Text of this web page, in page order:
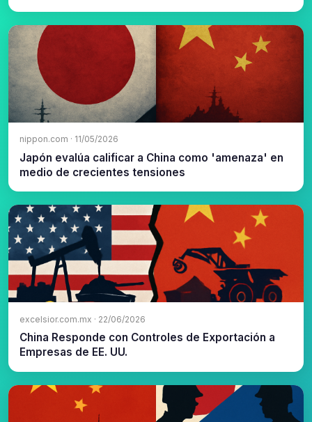
nippon.com · 11/05/2026
Japón evalúa calificar a China como 'amenaza' en
medio de crecientes tensiones
excelsior.com.mx · 22/06/2026
China Responde con Controles de Exportación a
Empresas de EE. UU.